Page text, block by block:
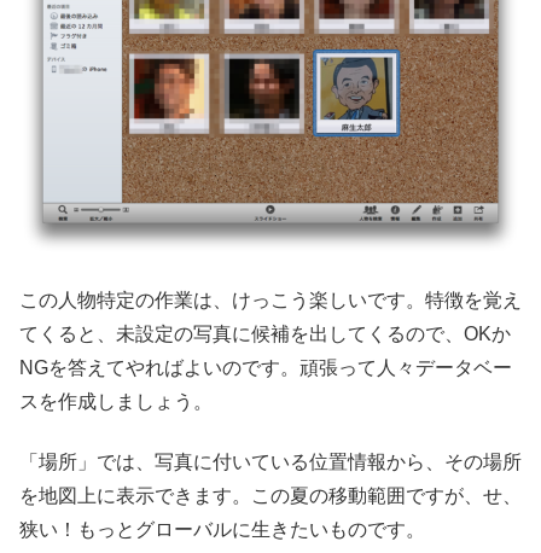
この人物特定の作業は、けっこう楽しいです。特徴を覚え
てくると、未設定の写真に候補を出してくるので、OKか
NGを答えてやればよいのです。頑張って人々データベー
スを作成しましょう。
「場所」では、写真に付いている位置情報から、その場所
を地図上に表示できます。この夏の移動範囲ですが、せ、
狭い！もっとグローバルに生きたいものです。